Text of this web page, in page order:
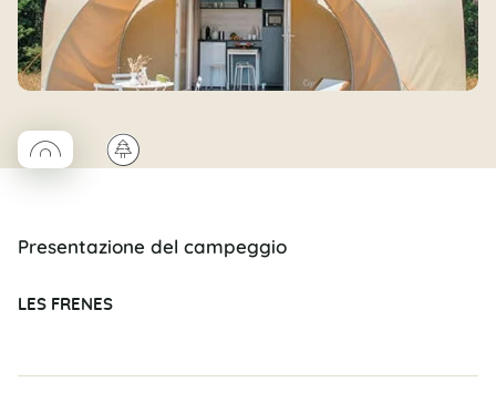
◯Coco rond🌲
Presentazione del campeggio
LES FRENES